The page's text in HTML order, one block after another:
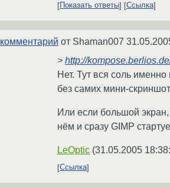
Показать ответы Ссылка
комментарий от Shaman007
> http://
Нет. Тут вся соль
без самих мини-
Или если большой экран,
нём и сразу GIMP
LeOptic (31.05.2005
Ссылка